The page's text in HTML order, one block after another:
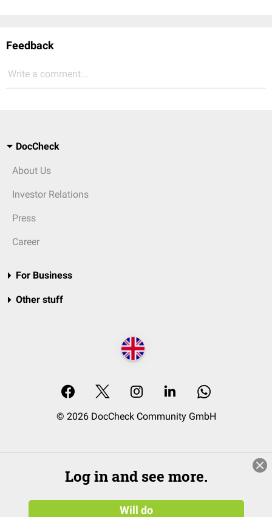
Feedback
Write a comment...
DocCheck
About Us
Investor Relations
Press
Career
For Business
Other stuff
© 2026 DocCheck Community GmbH
Log in and see more.
Will do